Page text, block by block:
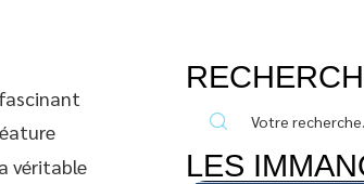
véritable
LES